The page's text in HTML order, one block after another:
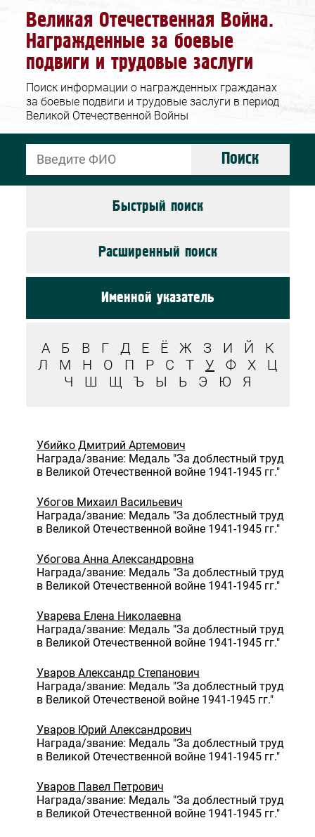
Великая Отечественная Война.
Награжденные за боевые
подвиги и трудовые заслуги
Поиск информации о награжденных гражданах
за боевые подвиги и трудовые заслуги в период
Великой Отечественной Войны
Поиск
Быстрый поиск
Расширенный поиск
Именной указатель
А Б В Г Д Е Ё Ж З И Й
К
Л
М Н О П Р С Т У Ф Х
Ц
Ч
Ш Щ Ъ Ы Ь Э Ю Я
Убийко Дмитрий Артемович
Награда/звание: Медаль "За доблестный труд
в Великой Отечественной войне 1941-1945 гг."
Убогов Михаил Васильевич
Награда/звание: Медаль "За доблестный труд
в Великой Отечественной войне 1941-1945 гг."
Убогова Анна Александровна
Награда/звание: Медаль "За доблестный труд
в Великой Отечественной войне 1941-1945 гг."
Уварева Елена Николаевна
Награда/звание: Медаль "За доблестный труд
в Великой Отечественной войне 1941-1945 гг."
Уваров Александр Степанович
Награда/звание: Медаль "За доблестный труд
в Великой Отечественой войне 1941-1945 гг."
Уваров Юрий Александрович
Награда/звание: Медаль "За доблестный труд
в Великой Отечественной войне 1941-1945 гг."
Уваров Павел Петрович
Награда/звание: Медаль "За доблестный труд
в Великой Отечественной войне 1941-1945 гг."